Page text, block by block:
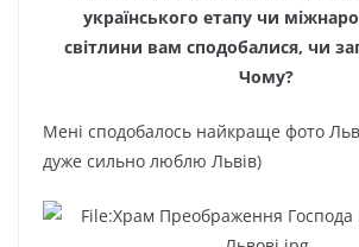
українського етапу чи
світлини вам сподобалися, чи
Чому?
Мені сподобалось найкраще фото
дуже сильно люблю Львів)